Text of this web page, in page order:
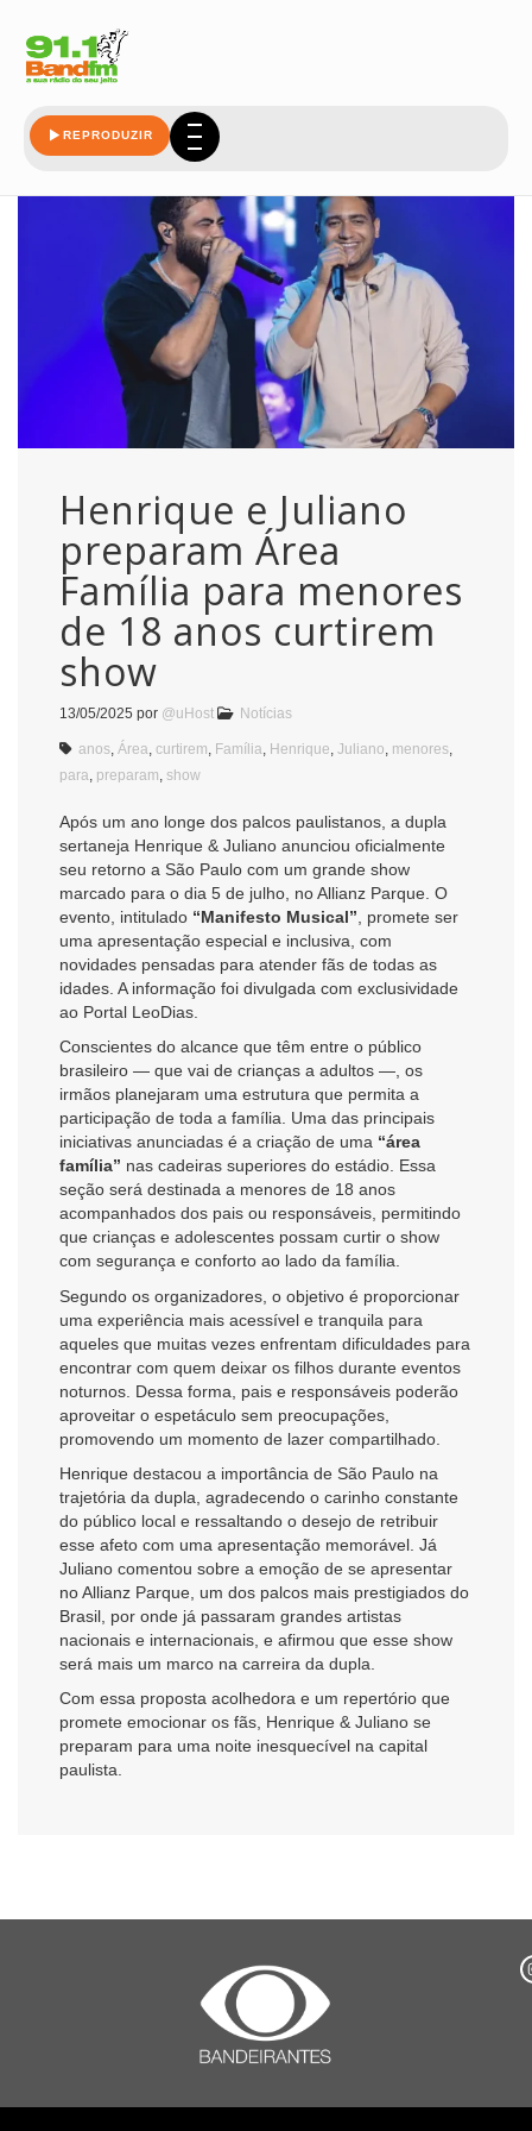
REPRODUZIR
Henrique e Juliano
preparam Área
Família para menores
de 18 anos curtirem
show
13/05/2025 por @uHost Notícias
anos Área curtirem Família Henrique Juliano menores
para preparam show
Após um ano longe dos palcos paulistanos, a dupla
sertaneja Henrique & Juliano anunciou oficialmente
seu retorno a São Paulo com um grande show
marcado para o dia 5 de julho, no Allianz Parque. O
evento, intitulado “Manifesto Musical” , promete ser
uma apresentação especial e inclusiva, com
novidades pensadas para atender fãs de todas as
idades. A informação foi divulgada com exclusividade
ao Portal LeoDias.
Conscientes do alcance que têm entre o público
brasileiro — que vai de crianças a adultos —, os
irmãos planejaram uma estrutura que permita a
participação de toda a família. Uma das principais
iniciativas anunciadas é a criação de uma “área
família” nas cadeiras superiores do estádio. Essa
seção será destinada a menores de 18 anos
acompanhados dos pais ou responsáveis, permitindo
que crianças e adolescentes possam curtir o show
com segurança e conforto ao lado da família.
Segundo os organizadores, o objetivo é proporcionar
uma experiência mais acessível e tranquila para
aqueles que muitas vezes enfrentam dificuldades para
encontrar com quem deixar os filhos durante eventos
noturnos. Dessa forma, pais e responsáveis poderão
aproveitar o espetáculo sem preocupações,
promovendo um momento de lazer compartilhado.
Henrique destacou a importância de São Paulo na
trajetória da dupla, agradecendo o carinho constante
do público local e ressaltando o desejo de retribuir
esse afeto com uma apresentação memorável. Já
Juliano comentou sobre a emoção de se apresentar
no Allianz Parque, um dos palcos mais prestigiados do
Brasil, por onde já passaram grandes artistas
nacionais e internacionais, e afirmou que esse show
será mais um marco na carreira da dupla.
Com essa proposta acolhedora e um repertório que
promete emocionar os fãs, Henrique & Juliano se
preparam para uma noite inesquecível na capital
paulista.